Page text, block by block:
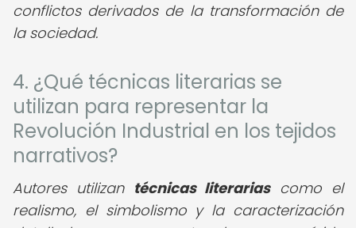
conflictos derivados de la transformación de
la sociedad.
4. ¿Qué técnicas literarias se
utilizan para representar la
Revolución Industrial en los tejidos
narrativos?
Autores utilizan técnicas literariascomo el
realismo, el simbolismo y la caracterización